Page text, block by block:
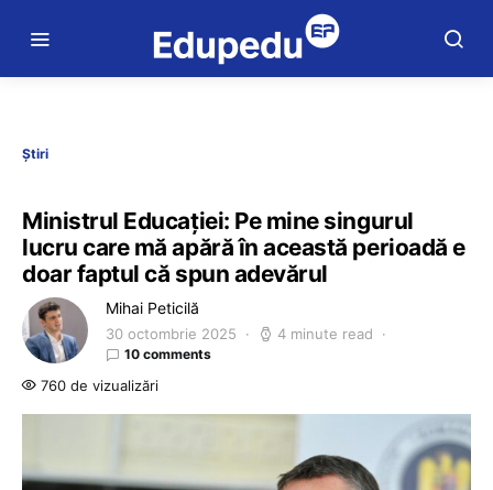
Știri
Ministrul Educației: Pe mine singurul
lucru care mă apără în această perioadă e
doar faptul că spun adevărul
Mihai Peticilă
30 octombrie 2025 4 minute read
10 comments
760 de vizualizări